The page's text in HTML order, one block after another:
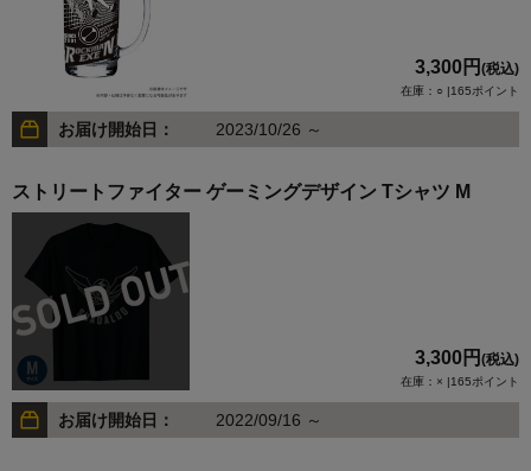
3,300円 (税込)
在庫：○ |165ポイント
お届け開始日： 2023/10/26 ～
ストリートファイター ゲーミングデザイン Tシャツ M
3,300円 (税込)
在庫：× |165ポイント
お届け開始日： 2022/09/16 ～